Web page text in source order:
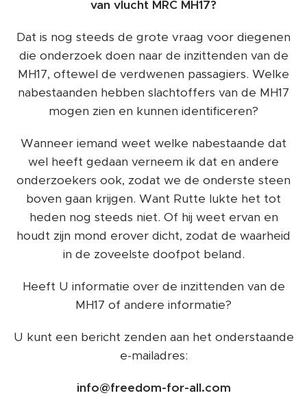
van vlucht MRC MH17?
Dat is nog steeds de grote vraag voor diegenen
die onderzoek doen naar de inzittenden van de
MH17, oftewel de verdwenen passagiers. Welke
nabestaanden hebben slachtoffers van de MH17
mogen zien en kunnen identificeren?
Wanneer iemand weet welke nabestaande dat
wel heeft gedaan verneem ik dat en andere
onderzoekers ook, zodat we de onderste steen
boven gaan krijgen. Want Rutte lukte het tot
heden nog steeds niet. Of hij weet ervan en
houdt zijn mond erover dicht, zodat de waarheid
in de zoveelste doofpot beland.
Heeft U informatie over de inzittenden van de
MH17 of andere informatie?
U kunt een bericht zenden aan het onderstaande
e-mailadres:
info@freedom-for-all.com